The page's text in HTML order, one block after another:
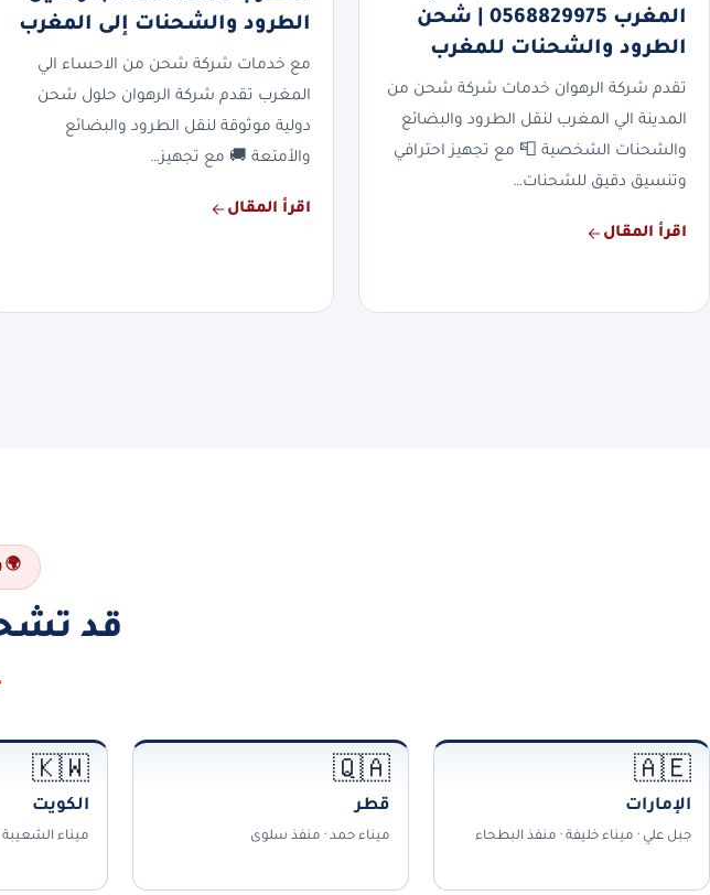
المغرب 0568829975 | شحن
الطرود والشحنات للمغرب
تقدم شركة الرهوان خدمات شركة شحن من
المدينة الي المغرب لنقل الطرود والبضائع
والشحنات الشخصية 📮 مع تجهيز احترافي
وتنسيق دقيق للشحنات…
اقرأ المقال
الطرود والشحنات إلى المغرب
مع خدمات شركة شحن من الاحساء الي
المغرب تقدم شركة الرهوان حلول شحن
دولية موثوقة لنقل الطرود والبضائع
والأمتعة 🚚 مع تجهيز…
اقرأ المقال
🌍
قد
🇦🇪
الإمارات
جبل علي · ميناء خليفة · منفذ البطحاء
🇶🇦
قطر
ميناء حمد · منفذ سلوى
🇰🇼
الكويت
ميناء الشعيبة